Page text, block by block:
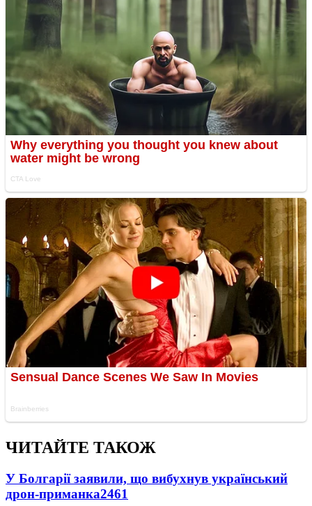
ЧИТАЙТЕ ТАКОЖ
У Болгарії заявили, що вибухнув український
дрон-приманка2461